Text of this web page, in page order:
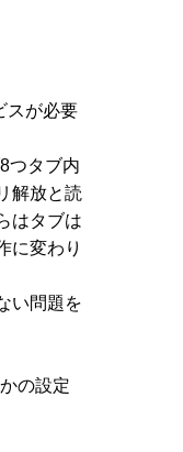
スが必要
つタブ内
解放と読
はタブは
に変わり
い問題を
の設定